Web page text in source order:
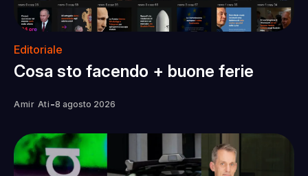
Editoriale
Cosa sto facendo + buone ferie
Amir Ati -8 agosto 2026